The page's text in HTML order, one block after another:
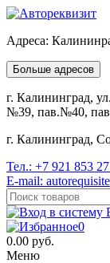
Адреса:
Больше адресов
г. Калининград,
№39, пав.№40,
г. Калининград,
Тел.: +7 921 853
E-mail:
0
0.00 руб.
Меню